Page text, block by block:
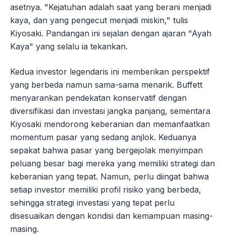
asetnya. "Kejatuhan adalah saat yang berani menjadi
kaya, dan yang pengecut menjadi miskin," tulis
Kiyosaki. Pandangan ini sejalan dengan ajaran "Ayah
Kaya" yang selalu ia tekankan.
Kedua investor legendaris ini memberikan perspektif
yang berbeda namun sama-sama menarik. Buffett
menyarankan pendekatan konservatif dengan
diversifikasi dan investasi jangka panjang, sementara
Kiyosaki mendorong keberanian dan memanfaatkan
momentum pasar yang sedang anjlok. Keduanya
sepakat bahwa pasar yang bergejolak menyimpan
peluang besar bagi mereka yang memiliki strategi dan
keberanian yang tepat. Namun, perlu diingat bahwa
setiap investor memiliki profil risiko yang berbeda,
sehingga strategi investasi yang tepat perlu
disesuaikan dengan kondisi dan kemampuan masing-
masing.